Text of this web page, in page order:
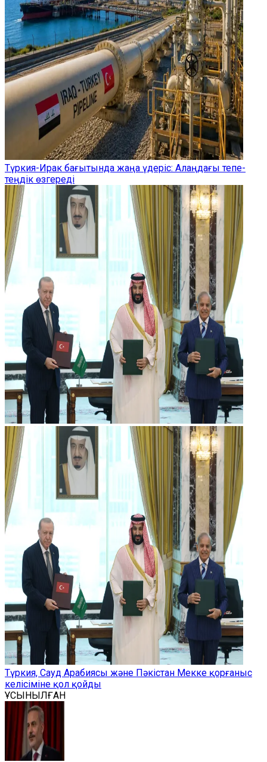
Түркия-Ирак бағытында жаңа үдеріс: Алаңдағы тепе-
теңдік өзгереді
Түркия, Сауд Арабиясы және Пәкістан Мекке қорғаныс
келісіміне қол қойды
ҰСЫНЫЛҒАН